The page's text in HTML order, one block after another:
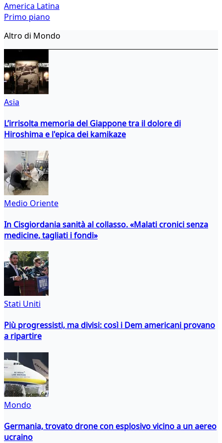
America Latina
Primo piano
Altro di Mondo
Asia
L’irrisolta memoria del Giappone tra il dolore di
Hiroshima e l'epica dei kamikaze
Medio Oriente
In Cisgiordania sanità al collasso. «Malati cronici senza
medicine, tagliati i fondi»
Stati Uniti
Più progressisti, ma divisi: così i Dem americani provano
a ripartire
Mondo
Germania, trovato drone con esplosivo vicino a un aereo
ucraino